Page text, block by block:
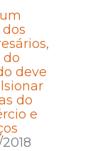
do
deve
do
e